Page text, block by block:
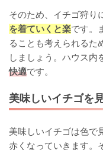
そのため、イチゴ狩り
を着ていくと楽です。
ることも考えられるた
しましょう。ハウス内
快適です。
美味しいイチゴを
美味しいイチゴは色で
赤くなっていきます。